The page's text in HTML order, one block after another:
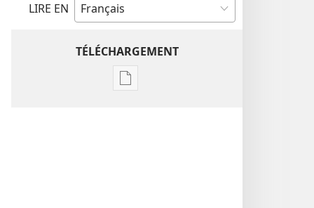
LIRE EN
TÉLÉCHARGEMENT
Options